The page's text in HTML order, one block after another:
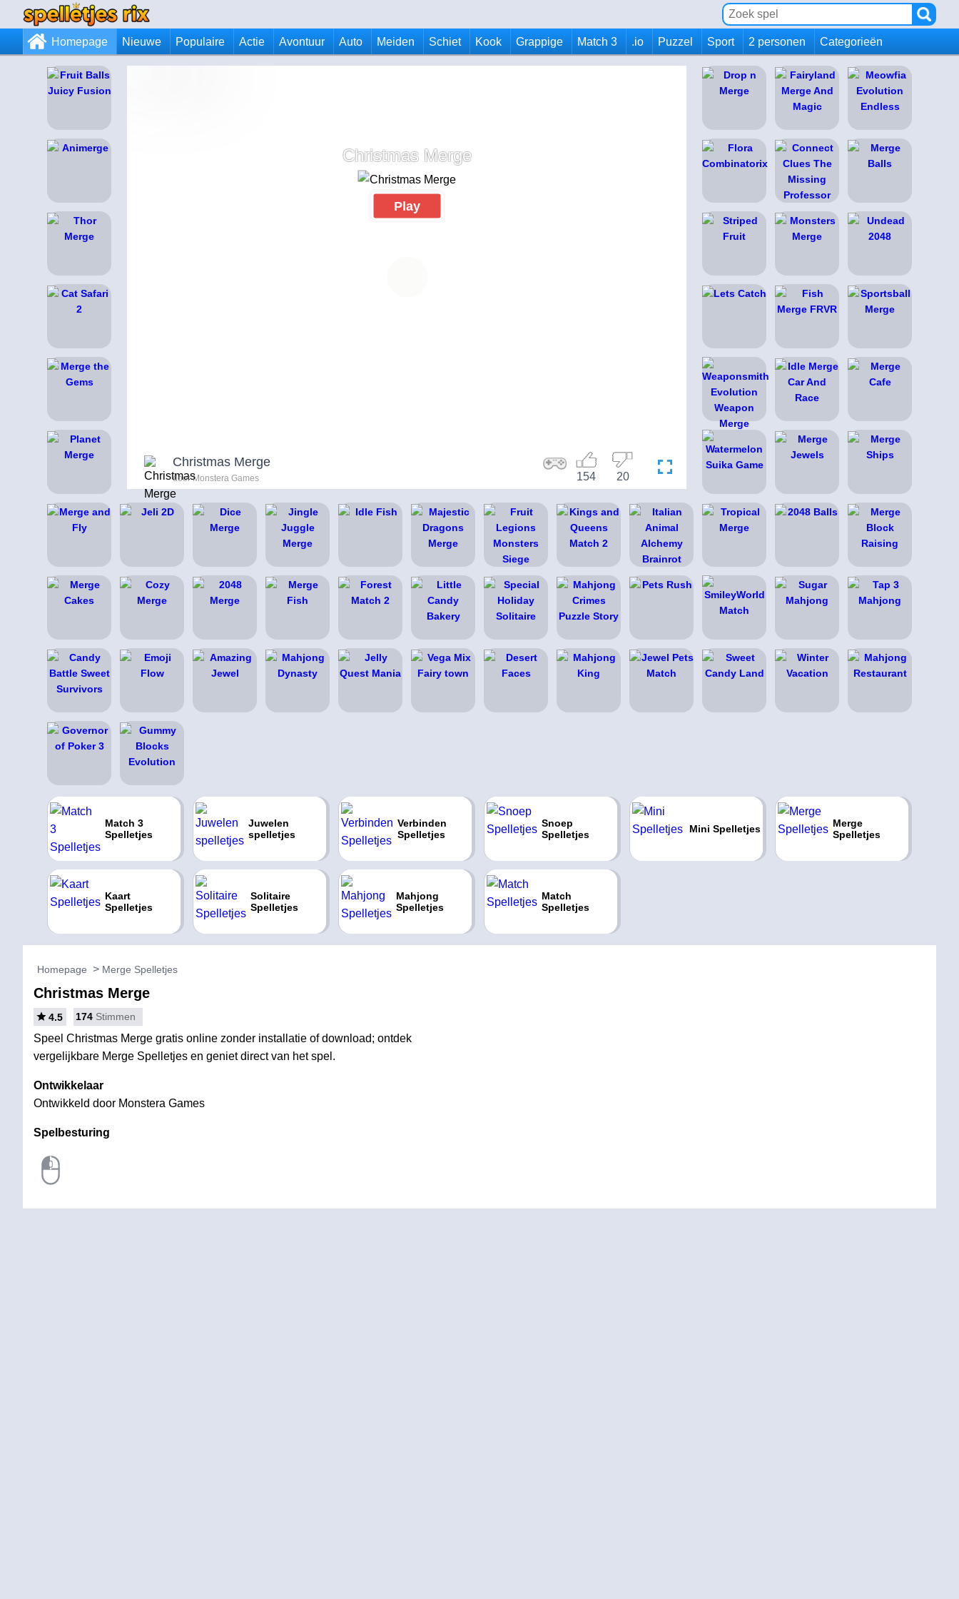
Homepage Nieuwe Populaire Actie Avontuur Auto Meiden Schiet Kook Grappige Match 3 .io Puzzel Sport 2 personen Categorieën
Christmas Merge
Play
Christmas Merge
door Monstera Games 20
154
Match 3
Spelletjes
Juwelen
spelletjes
Verbinden
Spelletjes
Snoep
Spelletjes
Mini Spelletjes
Merge
Spelletjes
Kaart
Spelletjes
Solitaire
Spelletjes
Mahjong
Spelletjes
Match
Spelletjes
Homepage Merge Spelletjes
Christmas Merge
4.5 174 Stimmen
Speel Christmas Merge gratis online zonder installatie of download; ontdek
vergelijkbare Merge Spelletjes en geniet direct van het spel.
Ontwikkelaar
Ontwikkeld door Monstera Games
Spelbesturing